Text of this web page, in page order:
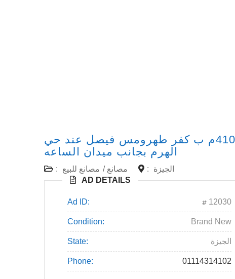
مصنع للبيع كامل بالتجهيز 410م ب كفر طهرومس فيصل عند حي
الهرم بجانب ميدان الساعه
: مصانع / مصانع للبيع :
الجيزة
AD DETAILS
Ad ID: 12030
Condition: Brand New
State: الجيزة
Phone: 01114314102